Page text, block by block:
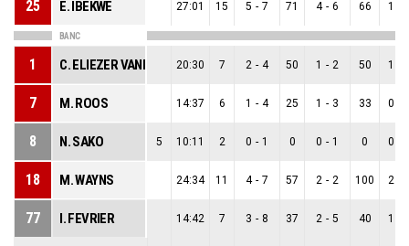
25 E. IBEKWE 27:01 15 5 - 7 71 4 - 6 66 1
BANC
1 C. ELIEZER VANEROT 20:30 7 2 - 4 50 1 - 2 50 1
7 M. ROOS 14:37 6 1 - 4 25 1 - 3 33 0
8 N. SAKO 5 10:11 2 0 - 1 0 0 - 1 0 0
18 M. WAYNS 24:34 11 4 - 7 57 2 - 2 100 2
77 I. FEVRIER 14:42 7 3 - 8 37 2 - 5 40 1